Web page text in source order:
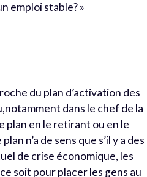
emploi stable? »
du plan d’activation des
dans le chef de la
plan en le retirant ou en le
n’a de sens que s’il y a des
de crise économique, les
soit pour placer les gens au